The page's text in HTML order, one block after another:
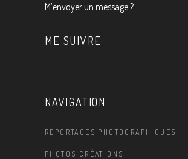
M’envoyer un message ?
ME SUIVRE
NAVIGATION
REPORTAGES PHOTOGRAPHIQUES
PHOTOS CRÉATIONS